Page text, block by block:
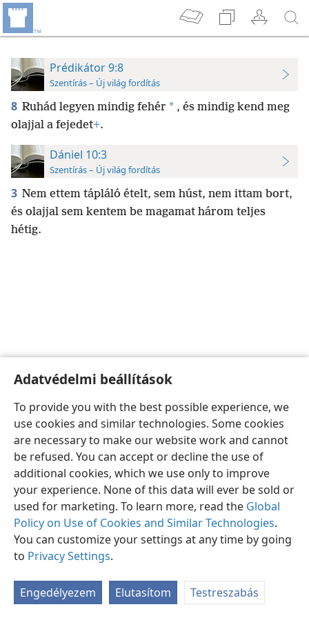
Adatvédelmi beállítások
To provide you with the best possible experience, we
use cookies and similar technologies. Some cookies
are necessary to make our website work and cannot
be refused. You can accept or decline the use of
additional cookies, which we use only to improve
your experience. None of this data will ever be sold or
used for marketing. To learn more, read the Global
Policy on Use of Cookies and Similar Technologies.
You can customize your settings at any time by going
to Privacy Settings.
Engedélyezem Elutasítom Testreszabás
Prédikátor 9:8
Szentírás – Új világ fordítás
8 Ruhád legyen mindig fehér * , és mindig kend meg
olajjal a fejedet+.
Dániel 10:3
Szentírás – Új világ fordítás
3 Nem ettem tápláló ételt, sem húst, nem ittam bort,
és olajjal sem kentem be magamat három teljes
hétig.
Magyar Beállítások
Copyright© 2026 Watch Tower Bible and Tract Society of Pennsylvania
Bizalmas információra vonatkozó szabályok
Adatvédelmi beállítások
JW.ORG Bejelentkezés